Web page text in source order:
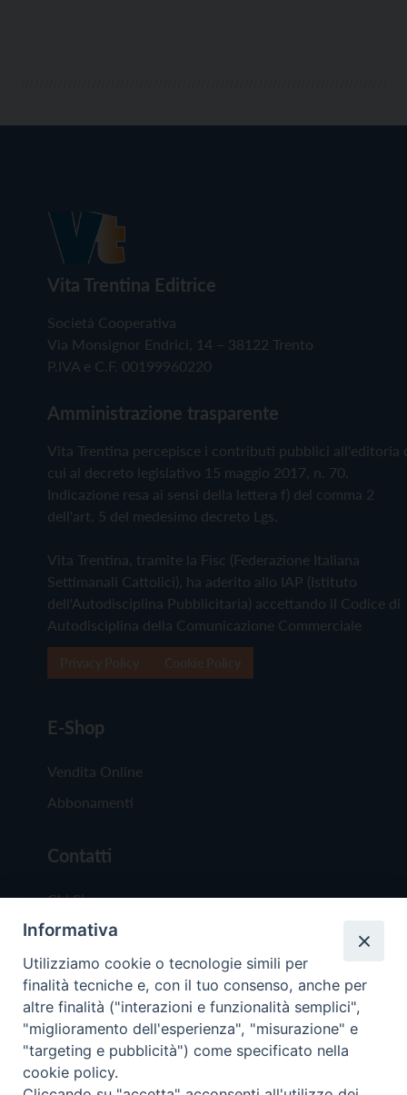
Vita Trentina Editrice
Società Cooperativa
Via Monsignor Endrici, 14 – 38122 Trento
P.IVA e C.F. 00199960220
Amministrazione trasparente
Vita Trentina percepisce i contributi pubblici all'editoria
cui al decreto legislativo 15 maggio 2017, n. 70.
Indicazione resa ai sensi della lettera f) del comma 2
dell'art. 5 del medesimo decreto Lgs.
Vita Trentina, tramite la Fisc (Federazione Italiana
Settimanali Cattolici), ha aderito allo IAP (Istituto
dell'Autodisciplina Pubblicitaria) accettando il Codice di
Autodisciplina della Comunicazione Commerciale
E-Shop
Vendita Online
Abbonamenti
Contatti
Chi Siamo
Redazione
Scrivici
Copyright © 2019 - Tutti i diritti riservati - Vita
Informativa
Utilizziamo cookie o tecnologie simili per
finalità tecniche e, con il tuo consenso, anche per
altre finalità ("interazioni e funzionalità semplici",
"miglioramento dell'esperienza", "misurazione" e
"targeting e pubblicità") come specificato nella
cookie policy.